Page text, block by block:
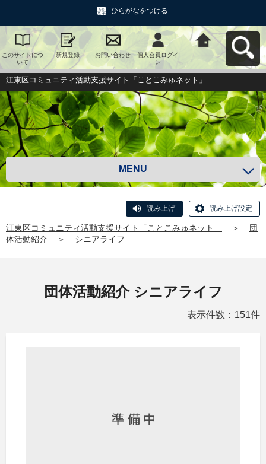
ひらがなをつける
このサイトにつ
いて
新規登録 お問い合わせ
個人会員ログイ
ン
江東区コミュニ
ティ活動支援サ
イト「ことこみ
ゅネット」へ戻
る
江東区コミュニティ活動支援サイト「ことこみゅネット」
MENU
読み上げ 読み上げ設定
江東区コミュニティ活動支援サイト「ことこみゅネット」 ＞
団
体活動紹介
＞ シニアライフ
団体活動紹介 シニアライフ
表示件数：151件